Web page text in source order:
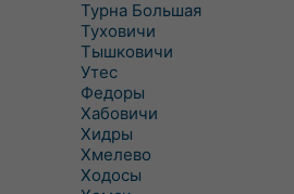
Турна Большая
Туховичи
Тышковичи
Утес
Федоры
Хабовичи
Хидры
Хмелево
Ходосы